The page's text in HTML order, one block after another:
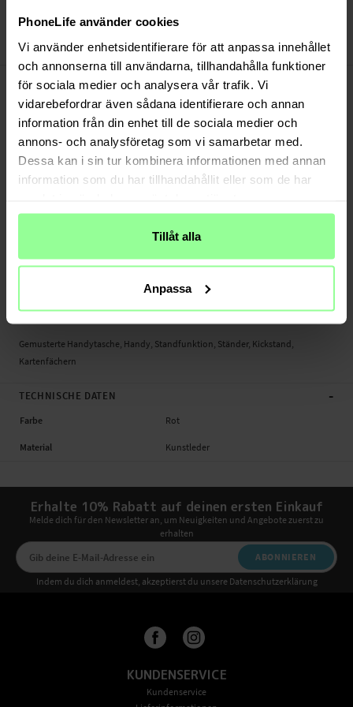
PhoneLife använder cookies
Vi använder enhetsidentifierare för att anpassa innehållet
och annonserna till användarna, tillhandahålla funktioner
för sociala medier och analysera vår trafik. Vi
vidarebefordrar även sådana identifierare och annan
information från din enhet till de sociala medier och
annons- och analysföretag som vi samarbetar med.
Dessa kan i sin tur kombinera informationen med annan
information som du har tillhandahållit eller som de har
Tillåt alla
Anpassa
30 Tage Rückgaberecht
Art number:51074
PRODUKTBESCHREIBUNG
Gemusterte Handytasche für iPhone 8.
Sehen Sie sich Filme, Serien und Sport mit Hilfe der integrierten Standfunktion
bequem und einfach an.
Geeignet für:
Anzahl der Kartenfächer: 8
Farbe: Rot
Gemusterte Handytasche, Handy, Standfunktion, Ständer, Kickstand,
Kartenfächern
TECHNISCHE DATEN -
Farbe Rot
Material Kunstleder
Erhalte 10% Rabatt auf deinen ersten Einkauf
Melde dich für den Newsletter an, um Neuigkeiten und Angebote zuerst zu
erhalten
ABONNIEREN
Indem du dich anmeldest, akzeptierst du unsere Datenschutzerklärung
KUNDENSERVICE
Kundenservice